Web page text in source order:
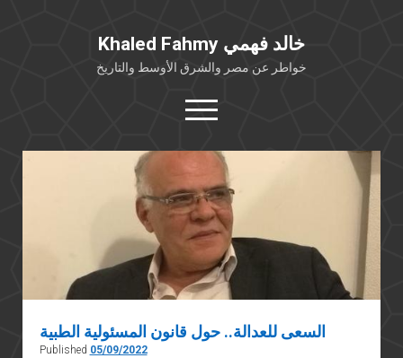
Khaled Fahmy خالد فهمي
خواطر عن مصر والشرق الأوسط والتاريخ
open
menu
twitterfacebook
خلفية شخصية
كتابات أكاديمية
مقالات صحافية
بوستات من فيسبوك
السعى للعدالة.. حول قانون المسئولية الطبية
Published 05/09/2022